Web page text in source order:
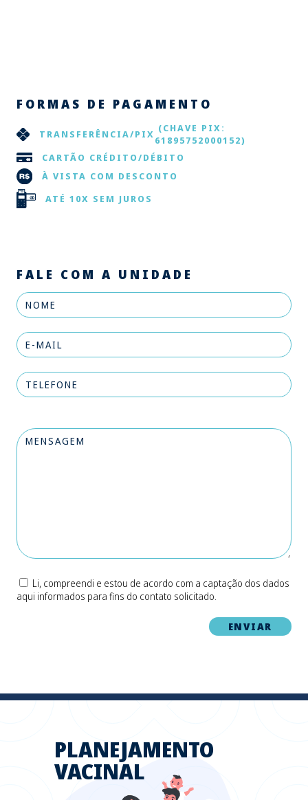
FORMAS DE PAGAMENTO
TRANSFERÊNCIA/PIX (CHAVE PIX:
61895752000152)
CARTÃO CRÉDITO/DÉBITO
À VISTA COM DESCONTO
ATÉ 10X SEM JUROS
FALE COM A UNIDADE
Li, compreendi e estou de acordo com a captação dos dados
aqui informados para fins do contato solicitado.
PLANEJAMENTO
VACINAL